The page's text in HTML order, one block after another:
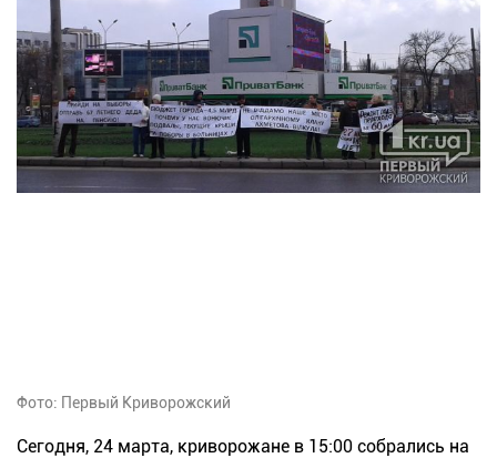
Фото: Первый Криворожский
Сегодня, 24 марта, криворожане в 15:00 собрались на